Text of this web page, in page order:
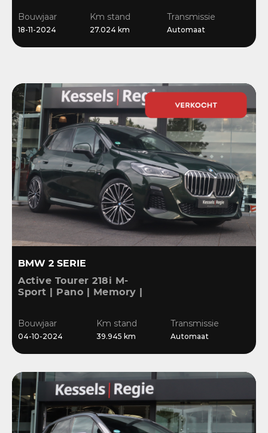
Massage |
Stuur/Stoelverwarming |
Bouwjaar
18-11-2024
Km stand
27.024 km
Transmissie
Automaat
BMW 2 SERIE
Active Tourer 218i M-
Sport | Pano | Memory |
Massage |
Stuur/Stoelverwarming |
Bouwjaar
04-10-2024
Km stand
39.945 km
Transmissie
Automaat